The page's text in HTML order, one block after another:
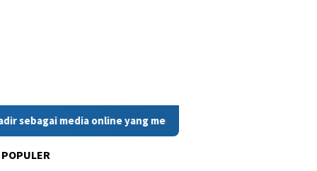
online yang menyajikan berita cepat, faktual, dan